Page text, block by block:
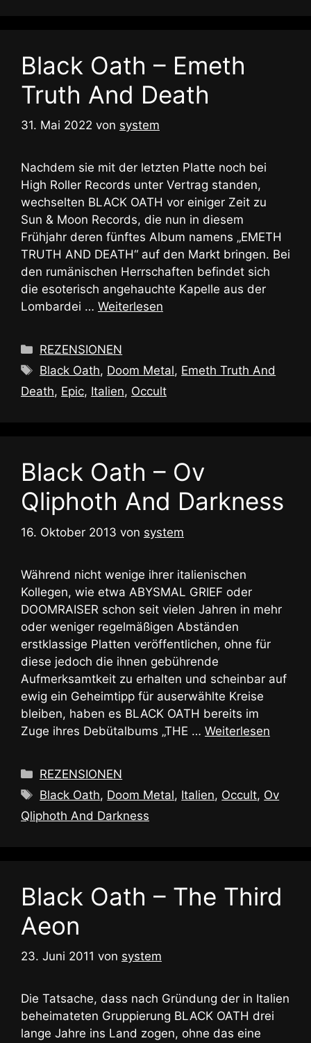
Black Oath – Emeth
Truth And Death
31. Mai 2022 von system
Nachdem sie mit der letzten Platte noch bei
High Roller Records unter Vertrag standen,
wechselten BLACK OATH vor einiger Zeit zu
Sun & Moon Records, die nun in diesem
Frühjahr deren fünftes Album namens „EMETH
TRUTH AND DEATH“ auf den Markt bringen. Bei
den rumänischen Herrschaften befindet sich
die esoterisch angehauchte Kapelle aus der
Lombardei … Weiterlesen
Kategorien
REZENSIONEN
Schlagwörter
Black Oath, Doom Metal, Emeth Truth And
Death, Epic, Italien, Occult
Black Oath – Ov
Qliphoth And Darkness
16. Oktober 2013 von system
Während nicht wenige ihrer italienischen
Kollegen, wie etwa ABYSMAL GRIEF oder
DOOMRAISER schon seit vielen Jahren in mehr
oder weniger regelmäßigen Abständen
erstklassige Platten veröffentlichen, ohne für
diese jedoch die ihnen gebührende
Aufmerksamtkeit zu erhalten und scheinbar auf
ewig ein Geheimtipp für auserwählte Kreise
bleiben, haben es BLACK OATH bereits im
Zuge ihres Debütalbums „THE … Weiterlesen
Kategorien
REZENSIONEN
Schlagwörter
Black Oath, Doom Metal, Italien, Occult, Ov
Qliphoth And Darkness
Black Oath – The Third
Aeon
23. Juni 2011 von system
Die Tatsache, dass nach Gründung der in Italien
beheimateten Gruppierung BLACK OATH drei
lange Jahre ins Land zogen, ohne das eine